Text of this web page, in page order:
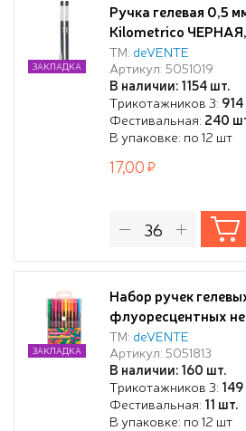
Ручка гелевая 0,5
Kilometrico
объём чернил,
ТМ: deVENTE
Артикул: 5051019
В наличии: 1154 шт.
Трикотажников 3:
Фестивальная: 240
В упаковке: по 12 шт
ЗАКЛАДКА
17,00
Набор ручек
флуоресцентных
"Neon Black",
полосами, сменный
пластиковом
ТМ: deVENTE
Артикул: 5051813
В наличии: 160 шт.
Трикотажников 3:
Фестивальная: 11 шт.
В упаковке: по 12 шт
ЗАКЛАДКА